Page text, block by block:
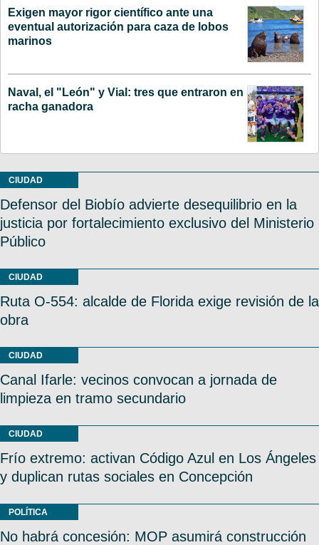
Exigen mayor rigor científico ante una
eventual autorización para caza de lobos
marinos
Naval, el "León" y Vial: tres que entraron en
racha ganadora
CIUDAD
Defensor del Biobío advierte desequilibrio en la
justicia por fortalecimiento exclusivo del Ministerio
Público
CIUDAD
Ruta O-554: alcalde de Florida exige revisión de la
obra
CIUDAD
Canal Ifarle: vecinos convocan a jornada de
limpieza en tramo secundario
CIUDAD
Frío extremo: activan Código Azul en Los Ángeles
y duplican rutas sociales en Concepción
POLÍTICA
No habrá concesión: MOP asumirá construcción